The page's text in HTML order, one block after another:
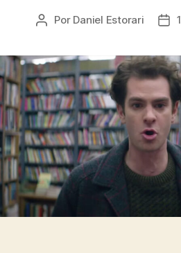
Autor
Por Daniel Estorari